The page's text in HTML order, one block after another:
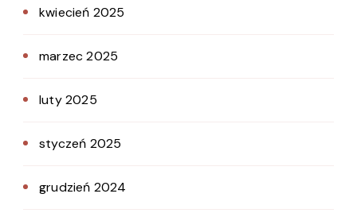
kwiecień 2025
marzec 2025
luty 2025
styczeń 2025
grudzień 2024